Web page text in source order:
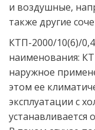
и воздушные,
также другие
КТП-2000/10(6)/
наименования:
наружное
этом ее
эксплуатации с
устанавливается